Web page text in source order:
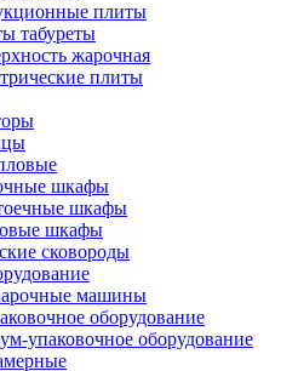
плиты
табуреты
жарочная
плиты
шкафы
шкафы
шкафы
сковороды
машины
оборудование
упаковочное оборудование